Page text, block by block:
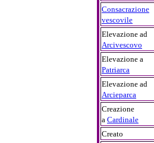
Consacrazione
vescovile
Elevazione ad
Arcivescovo
Elevazione a
Patriarca
Elevazione ad
Arcieparca
Creazione
a Cardinale
Creato